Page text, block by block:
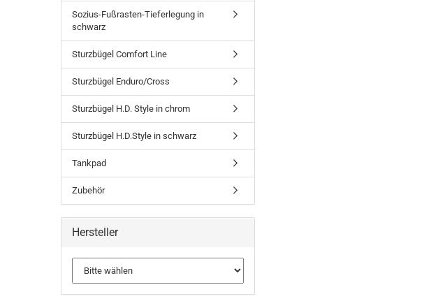
Sozius-Fußrasten-Tieferlegung in
schwarz
Sturzbügel Comfort Line
Sturzbügel Enduro/Cross
Sturzbügel H.D. Style in chrom
Sturzbügel H.D.Style in schwarz
Tankpad
Zubehör
Hersteller